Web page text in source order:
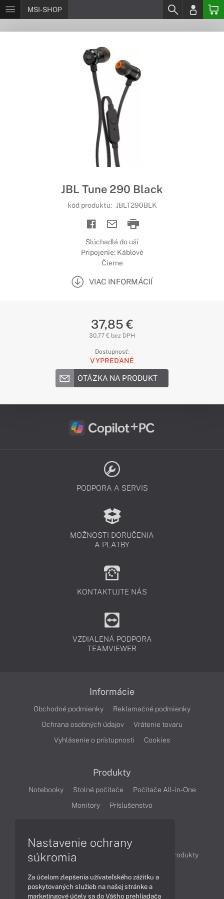
MSI-SHOP
JBL Tune 290 Black
kód produktu: JBLT290BLK
Slúchadlá do uší
Pripojenie: Káblové
Čierne
VIAC INFORMÁCIÍ
37,85 €
30,77 € bez DPH
Dostupnosť:
VYPREDANÉ
OTÁZKA NA PRODUKT
PODPORA A SERVIS
MOŽNOSTI DORUČENIA
A PLATBY
KONTAKTUJTE NÁS
VZDIALENÁ PODPORA
TEAMVIEWER
Informácie
Obchodné podmienky
Reklamačné podmienky
Ochrana osobných údajov
Vrátenie tovaru
Vyhlásenie o prístupnosti
Cookies
Produkty
Notebooky Stolné počítače
Počítače All-in-One
Monitory
Príslušenstvo
Články
Obchodné informácie
Produkty
Nastavenie ochrany
súkromia
Za účelom zlepšenia užívateľského zážitku a
poskytovaných služieb na našej stránke a
marketingové účely sa do Vášho prehliadača